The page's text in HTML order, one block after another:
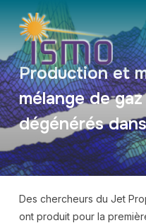
Production et
mélange de
dégénérés
Des chercheurs du Jet
ont produit pour la